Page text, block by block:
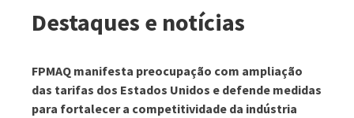
Destaques e notícias
FPMAQ manifesta preocupação com ampliação
das tarifas dos Estados Unidos e defende medidas
para fortalecer a competitividade da indústria